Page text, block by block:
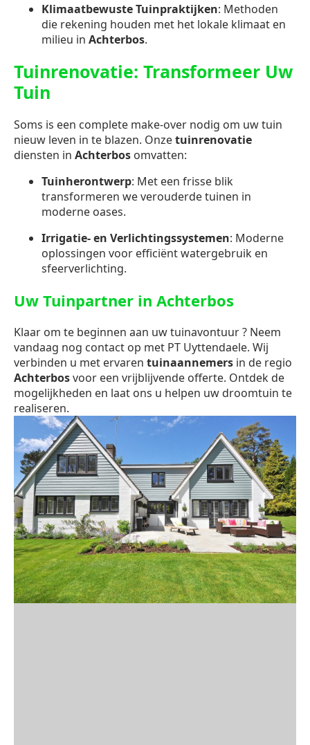
Klimaatbewuste Tuinpraktijken: Methoden
die rekening houden met het lokale klimaat en
milieu in Achterbos.
Tuinrenovatie: Transformeer Uw
Tuin
Soms is een complete make-over nodig om uw tuin
nieuw leven in te blazen. Onzetuinrenovatie
diensten in Achterbos omvatten:
Tuinherontwerp: Met een frisse blik
transformeren we verouderde tuinen in
moderne oases.
Irrigatie- en Verlichtingssystemen: Moderne
oplossingen voor efficiënt watergebruik en
sfeerverlichting.
Uw Tuinpartner in Achterbos
Klaar om te beginnen aan uw tuinavontuur ? Neem
vandaag nog contact op met PT Uyttendaele. Wij
verbinden u met ervaren tuinaannemers in de regio
Achterbosvoor een vrijblijvende offerte. Ontdek de
mogelijkheden en laat ons u helpen uw droomtuin te
realiseren.